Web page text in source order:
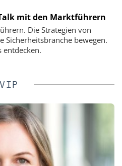
mit den Marktführern
Die Strategien von
Sicherheitsbranche bewegen.
entdecken.
VIP